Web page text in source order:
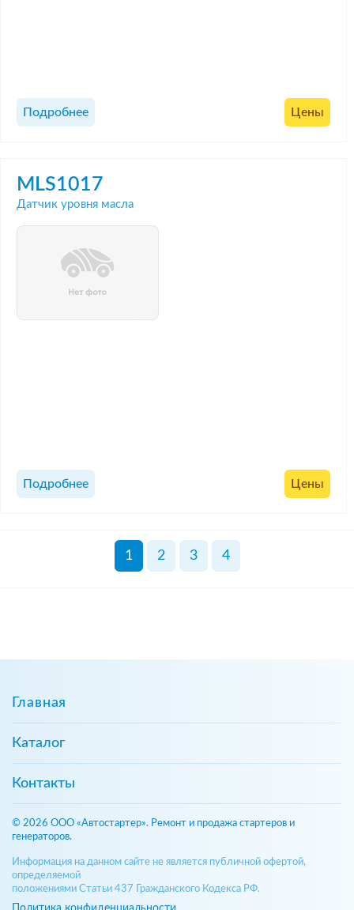
Подробнее Цены
MLS1017
Датчик уровня масла
Подробнее Цены
1 2 3 4
Главная
Каталог
Контакты
© 2026 ООО «Автостартер». Ремонт и продажа стартеров и
генераторов.
Информация на данном сайте не является публичной офертой,
определяемой
положениями Статьи 437 Гражданского Кодекса РФ.